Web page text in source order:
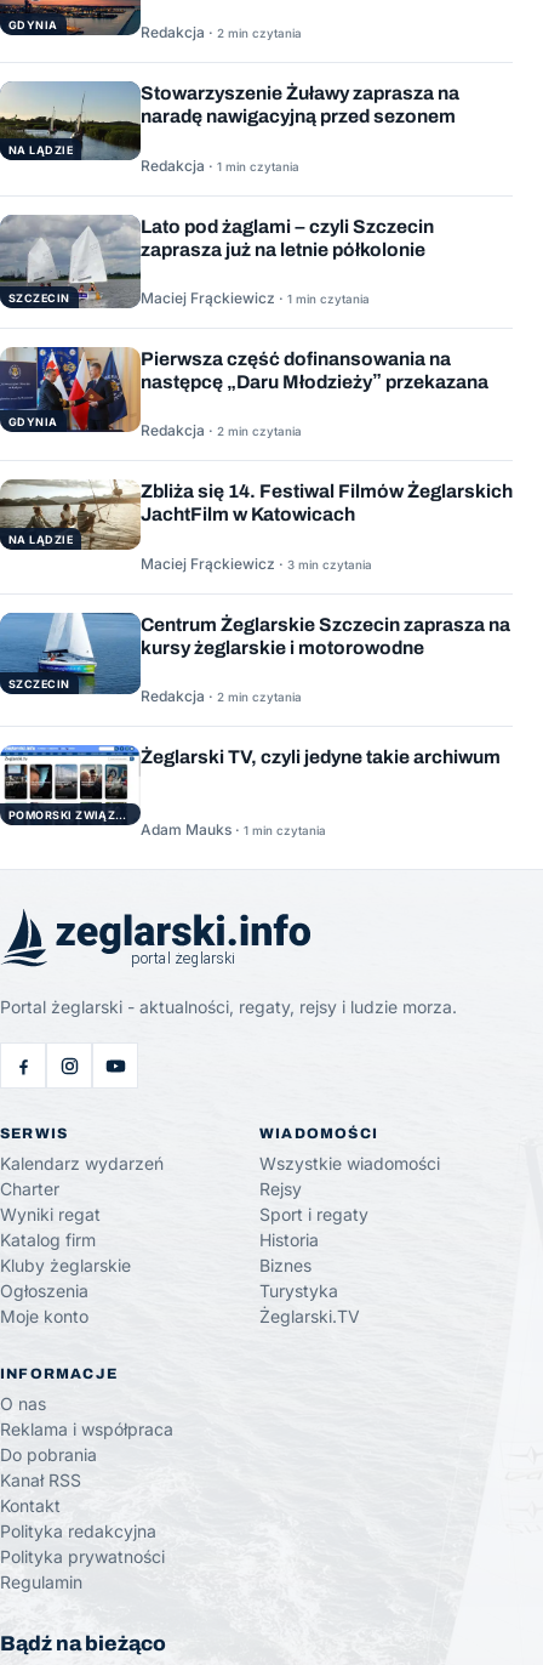
GDYNIA Redakcja · 2 min czytania
NA LĄDZIE
Stowarzyszenie Żuławy zaprasza na
naradę nawigacyjną przed sezonem
Redakcja · 1 min czytania
SZCZECIN
Lato pod żaglami – czyli Szczecin
zaprasza już na letnie półkolonie
Maciej Frąckiewicz · 1 min czytania
GDYNIA
Pierwsza część dofinansowania na
następcę „Daru Młodzieży” przekazana
Redakcja · 2 min czytania
NA LĄDZIE
Zbliża się 14. Festiwal Filmów Żeglarskich
JachtFilm w Katowicach
Maciej Frąckiewicz · 3 min czytania
SZCZECIN
Centrum Żeglarskie Szczecin zaprasza na
kursy żeglarskie i motorowodne
Redakcja · 2 min czytania
POMORSKI ZWIĄZEK ŻEGLARSKI
Żeglarski TV, czyli jedyne takie archiwum
Adam Mauks · 1 min czytania
Portal żeglarski - aktualności, regaty, rejsy i ludzie morza.
SERWIS
Kalendarz wydarzeń
Charter
Wyniki regat
Katalog firm
Kluby żeglarskie
Ogłoszenia
Moje konto
WIADOMOŚCI
Wszystkie wiadomości
Rejsy
Sport i regaty
Historia
Biznes
Turystyka
Żeglarski.TV
INFORMACJE
O nas
Reklama i współpraca
Do pobrania
Kanał RSS
Kontakt
Polityka redakcyjna
Polityka prywatności
Regulamin
Bądź na bieżąco